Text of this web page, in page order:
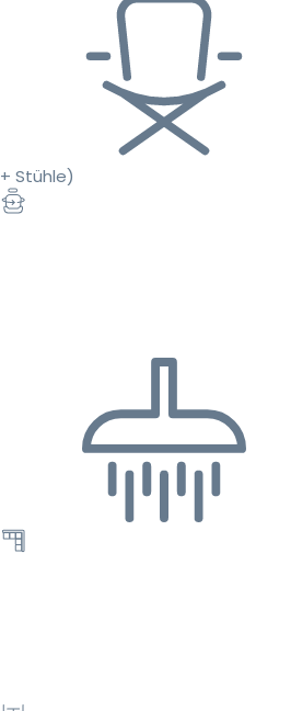
+ Stühle)